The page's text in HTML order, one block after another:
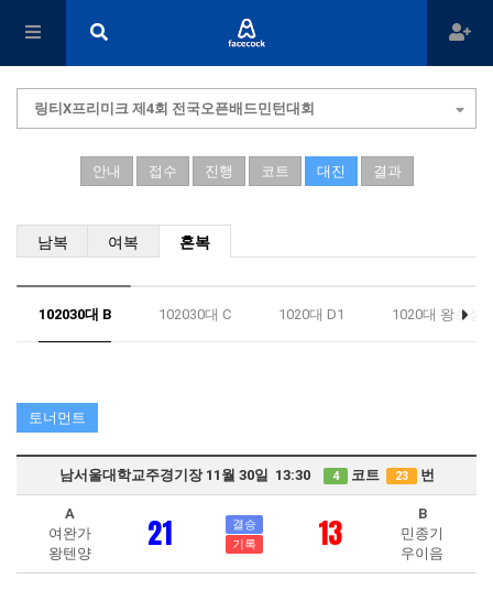
링티X프리미크 제4회 전국오픈배드민턴대회
안내 접수 진행 코트 대진 결과
남복 여복 혼복
102030대 B 102030대 C 1020대 D1 1020대 왕초심1
토너먼트
남서울대학교주경기장 11월 30일 13:30 4 코트 23 번
A
여완가
왕텐양
21
결승
기록
13
B
민종기
우이음